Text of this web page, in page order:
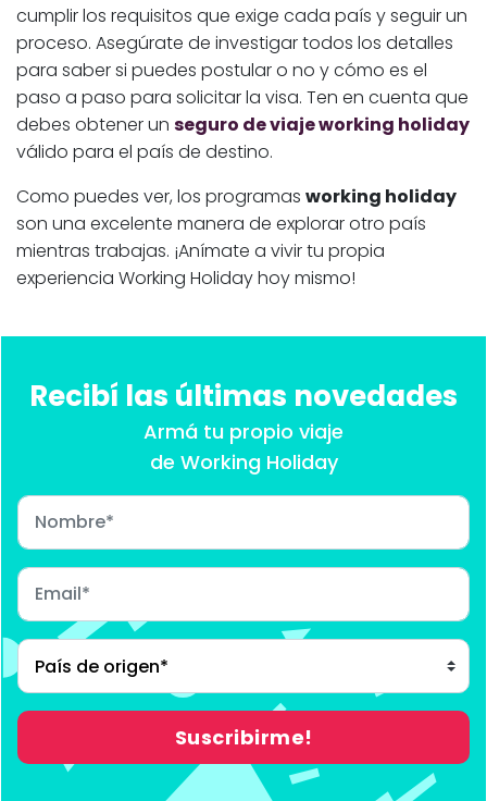
cumplir los requisitos que exige cada país y seguir un
proceso. Asegúrate de investigar todos los detalles
para saber si puedes postular o no y cómo es el
paso a paso para solicitar la visa. Ten en cuenta que
debes obtener un seguro de viaje working holiday
válido para el país de destino.
Como puedes ver, los programas working holiday
son una excelente manera de explorar otro país
mientras trabajas. ¡Anímate a vivir tu propia
experiencia Working Holiday hoy mismo!
Recibí las últimas novedades
Armá tu propio viaje
de Working Holiday